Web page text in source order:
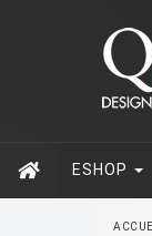
ESHOP